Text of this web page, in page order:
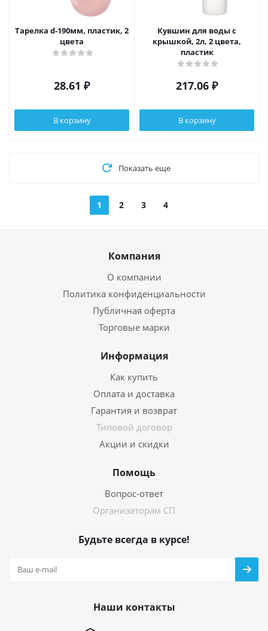
Тарелка d-190мм, пластик, 2
цвета
28.61 ₽
В корзину
Кувшин для воды с
крышкой, 2л, 2 цвета,
пластик
217.06 ₽
В корзину
Показать еще
1 2 3 4
Компания
О компании
Политика конфиденциальности
Публичная оферта
Торговые марки
Информация
Как купить
Оплата и доставка
Гарантия и возврат
Типовой договор
Акции и скидки
Помощь
Вопрос-ответ
Организаторам СП
Будьте всегда в курсе!
Наши контакты